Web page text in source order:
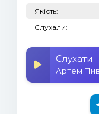
Якість:
Слухали:
Слухати